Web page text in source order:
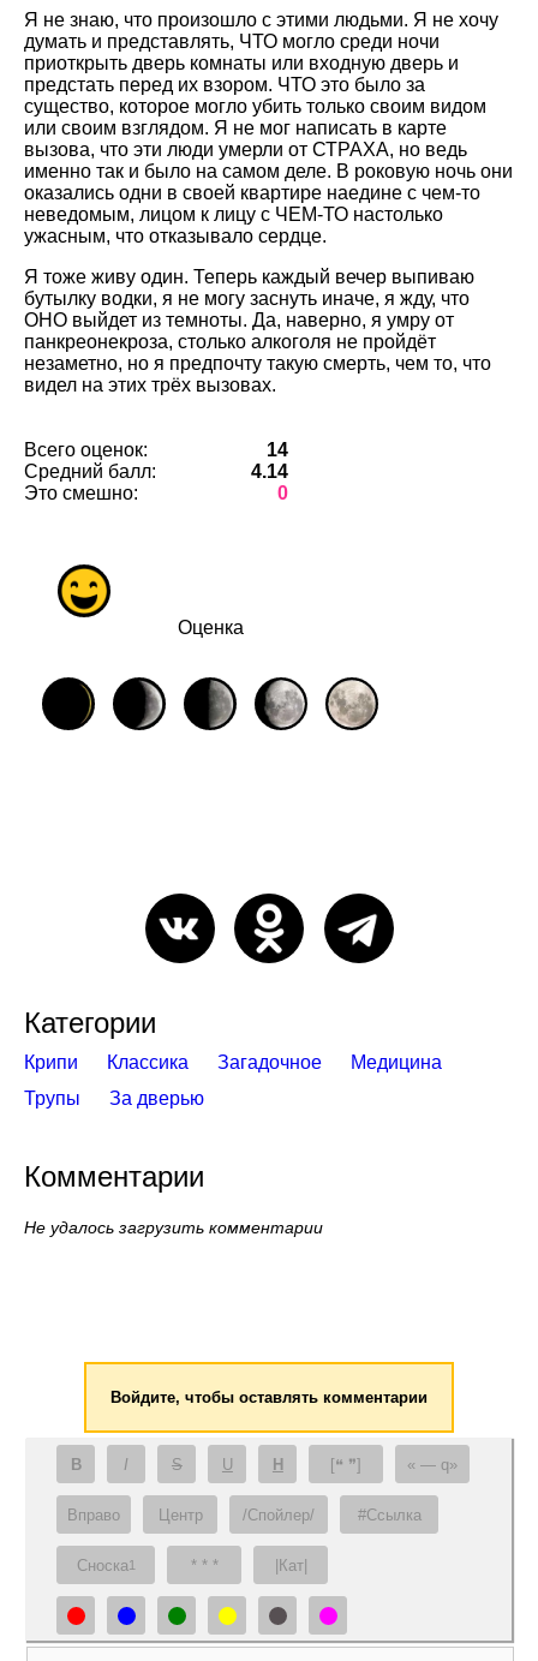
Я не знаю, что произошло с этими людьми. Я не хочу
думать и представлять, ЧТО могло среди ночи
приоткрыть дверь комнаты или входную дверь и
предстать перед их взором. ЧТО это было за
существо, которое могло убить только своим видом
или своим взглядом. Я не мог написать в карте
вызова, что эти люди умерли от СТРАХА, но ведь
именно так и было на самом деле. В роковую ночь они
оказались одни в своей квартире наедине с чем-то
неведомым, лицом к лицу с ЧЕМ-ТО настолько
ужасным, что отказывало сердце.
Я тоже живу один. Теперь каждый вечер выпиваю
бутылку водки, я не могу заснуть иначе, я жду, что
ОНО выйдет из темноты. Да, наверно, я умру от
панкреонекроза, столько алкоголя не пройдёт
незаметно, но я предпочту такую смерть, чем то, что
видел на этих трёх вызовах.
Всего оценок:
14
Средний балл:
4.14
Это смешно:
0
Оценка
Категории
Крипи Классика Загадочное
Медицина
Трупы
За дверью
Комментарии
Не удалось загрузить комментарии
Войдите, чтобы оставлять комментарии
B I S U H [❝ ❞] — q
Вправо Центр /Спойлер/ #Ссылка
Сноска1 * * * |Кат|